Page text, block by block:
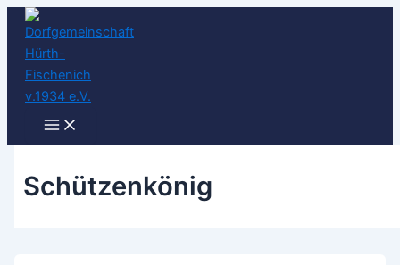
Zum
Inhalt
springen
Schützenkönig